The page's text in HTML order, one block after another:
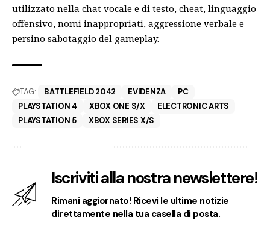
utilizzato nella chat vocale e di testo, cheat, linguaggio
offensivo, nomi inappropriati, aggressione verbale e
persino sabotaggio del gameplay.
TAG: BATTLEFIELD 2042 EVIDENZA
PC
PLAYSTATION 4
XBOX ONE S/X
ELECTRONIC ARTS
PLAYSTATION 5
XBOX SERIES X/S
Iscriviti alla nostra newslettere!
Rimani aggiornato! Ricevi le ultime notizie
direttamente nella tua casella di posta.